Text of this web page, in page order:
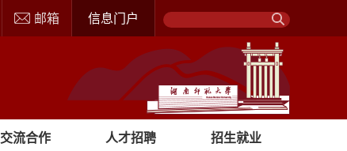
邮箱 信息门户
交流合作 人才招聘 招生就业